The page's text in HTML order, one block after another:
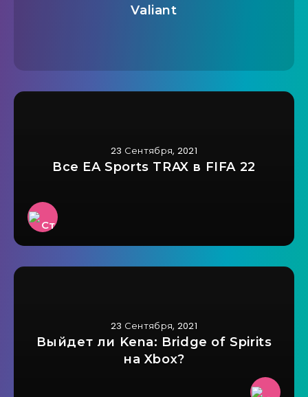
Valiant
23 Сентября, 2021
Все EA Sports TRAX в FIFA 22
23 Сентября, 2021
Выйдет ли Kena: Bridge of Spirits
на Xbox?